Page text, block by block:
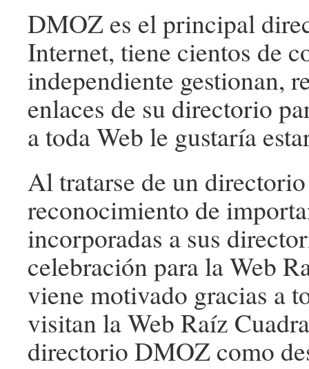
DMOZ es el principal
Internet, tiene cientos de
independiente gestionan,
enlaces de su directorio
a toda Web le gustaría
Al tratarse de un
reconocimiento de
incorporadas a sus
celebración para la Web
viene motivado gracias a
visitan la Web Raíz
directorio DMOZ como